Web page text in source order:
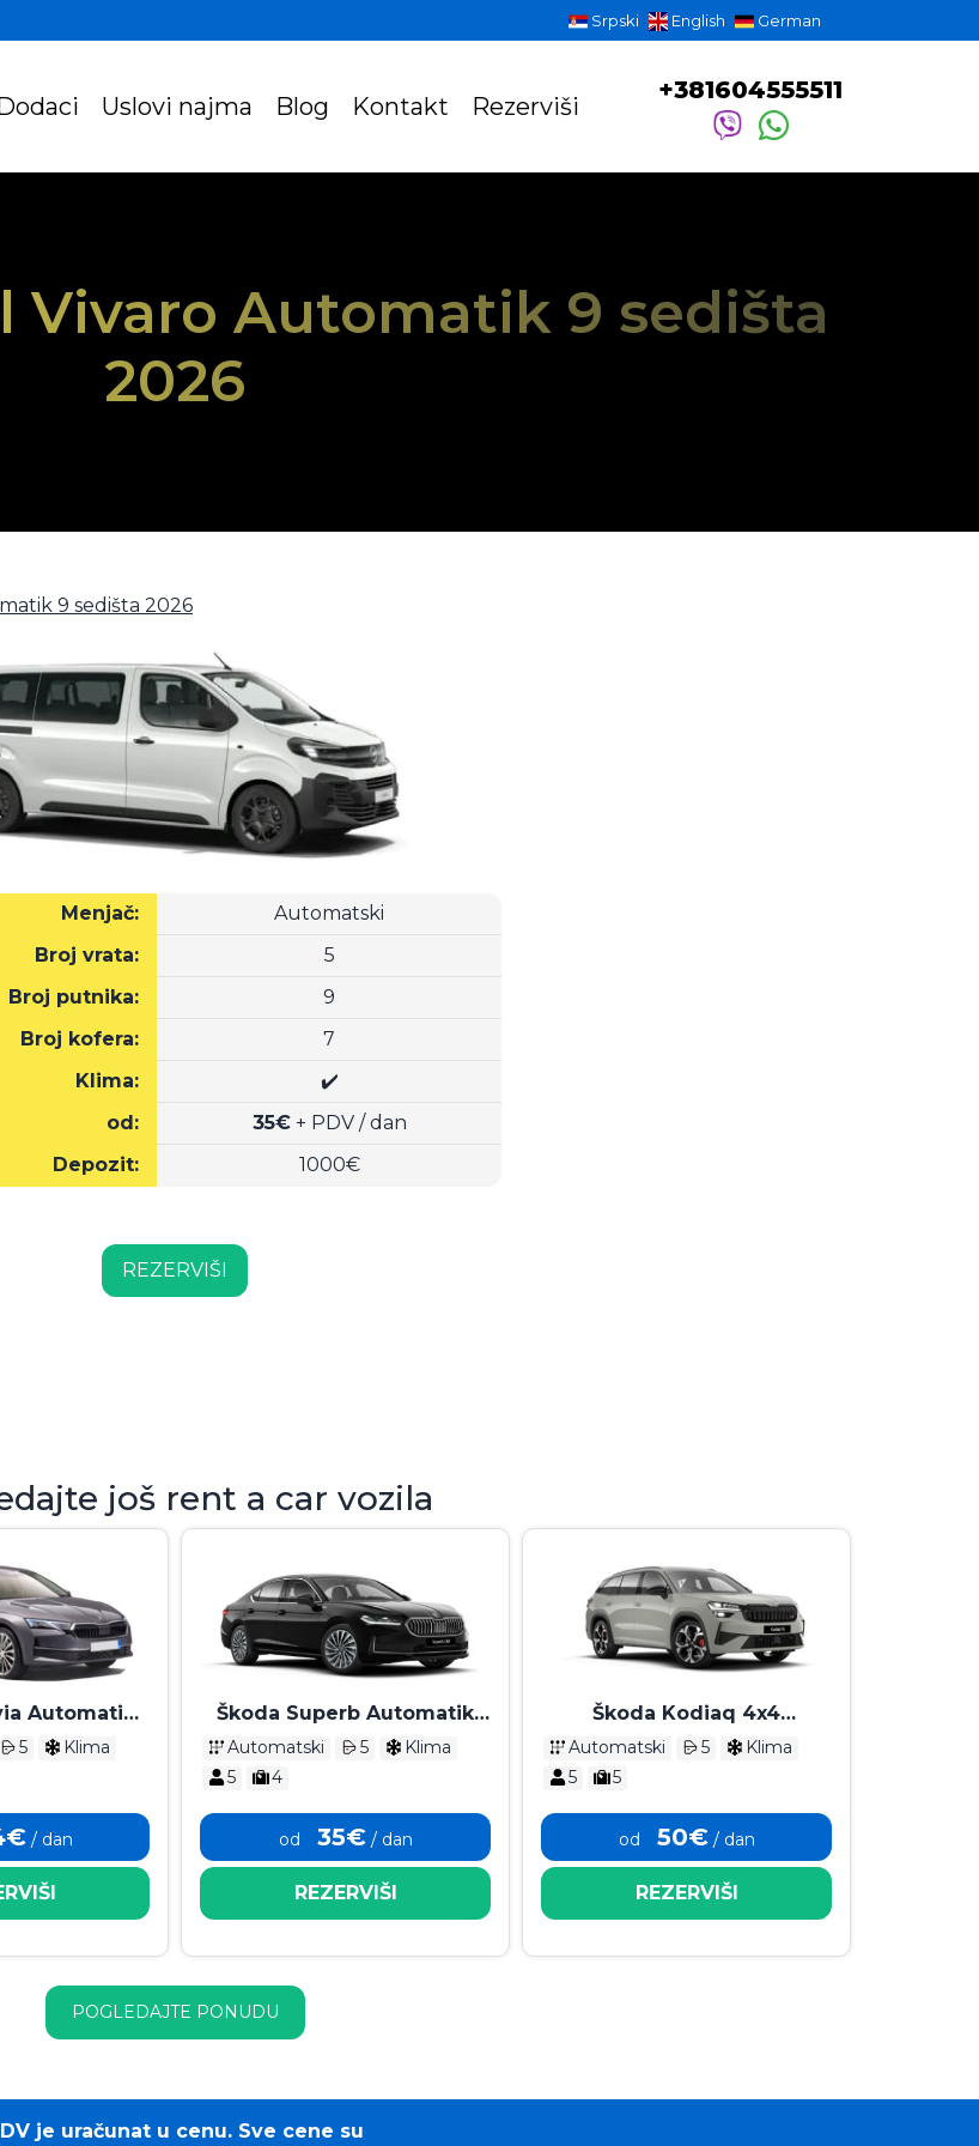
Srpski English German
Uslovi najma Blog Kontakt Rezerviši
+381604555511
Vivaro Automatik 9 sedišta
2026
9 sedišta 2026
Menjač:
Automatski
Broj vrata:
5
Broj putnika:
9
Broj kofera:
7
Klima:
✔️
od:
35€+ PDV / dan
Depozit:
1000€
REZERVIŠI
još rent a car vozila
Automatik
5
Klima
/ dan
Škoda Superb Automatik
2025
Automatski 5
Klima
5
4
od 35€/ dan
REZERVIŠI
Škoda Kodiaq 4x4
Automatik 2025
Automatski 5
Klima
5
5
od 50€/ dan
REZERVIŠI
POGLEDAJTE PONUDU
je uračunat u cenu. Sve cene su